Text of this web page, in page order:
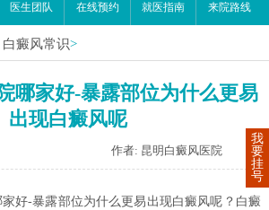
医生团队 在线预约 就医指南 来院路线
白癜风常识>
哪家好-暴露部位为什么更易
出现白癜风呢
作者: 昆明白癜风医院
家好-暴露部位为什么更易出现白癜风呢？白癜
我
要
挂
号